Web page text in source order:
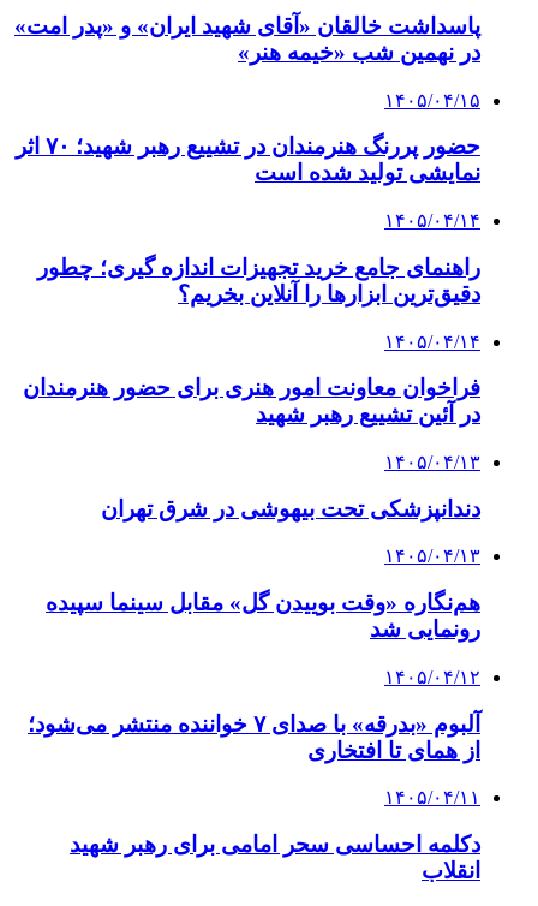
پاسداشت خالقان «آقای شهید ایران» و «پدر امت»
در نهمین شب «خیمه هنر»
۱۴۰۵/۰۴/۱۵
حضور پررنگ هنرمندان در تشییع رهبر شهید؛ ۷۰ اثر
نمایشی تولید شده است
۱۴۰۵/۰۴/۱۴
راهنمای جامع خرید تجهیزات اندازه گیری؛ چطور
دقیق‌ترین ابزارها را آنلاین بخریم؟
۱۴۰۵/۰۴/۱۴
فراخوان معاونت امور هنری برای حضور هنرمندان
در آئین تشییع رهبر شهید
۱۴۰۵/۰۴/۱۳
دندانپزشکی تحت بیهوشی در شرق تهران
۱۴۰۵/۰۴/۱۳
هم‌نگاره «وقت بوییدن گل» مقابل سینما سپیده
رونمایی شد
۱۴۰۵/۰۴/۱۲
آلبوم «بدرقه» با صدای ۷ خواننده منتشر می‌شود؛
از همای تا افتخاری
۱۴۰۵/۰۴/۱۱
دکلمه‌ احساسی سحر امامی برای رهبر شهید
انقلاب